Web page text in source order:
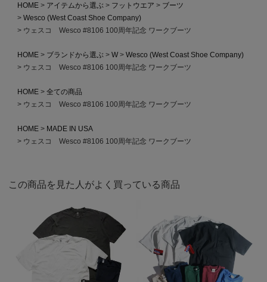
HOME アイテムから選ぶ フットウエア
ブーツ
Wesco (West Coast Shoe Company)
ウェスコ Wesco #8106 100周年記念 ワークブーツ
HOME ブランドから選ぶ W
Wesco (West Coast Shoe Company)
ウェスコ Wesco #8106 100周年記念 ワークブーツ
HOME
全ての商品
ウェスコ Wesco #8106 100周年記念 ワークブーツ
HOME
MADE IN USA
ウェスコ Wesco #8106 100周年記念 ワークブーツ
この商品を見た人がよく買っている商品